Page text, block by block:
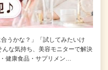
合うかな？」「試してみたいけ
な気持ち、美容モニターで解決
健康食品・サプリメン…